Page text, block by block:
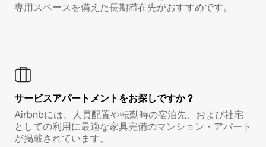
専用スペースを備えた長期滞在先がおすすめです。
サービスアパートメントをお探しですか？
Airbnbには、人員配置や転勤時の宿泊先、および社宅
としての利用に最適な家具完備のマンション・アパート
が掲載されています。